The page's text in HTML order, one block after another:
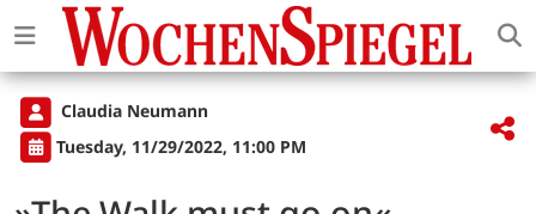
Claudia Neumann
Tuesday, 11/29/2022, 11:00 PM